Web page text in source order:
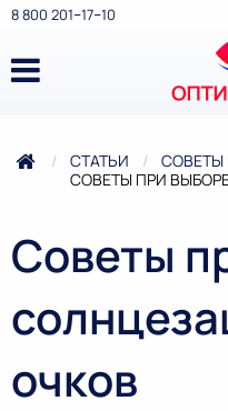
8 800 201‒17‒10
СТАТЬИ
СОВЕТЫ
ТЕКУЩАЯ:
СОВЕТЫ ПРИ
Советы
очков